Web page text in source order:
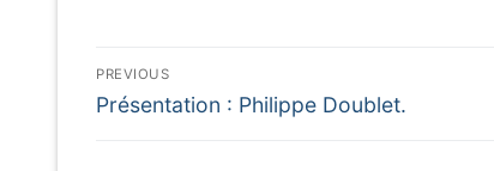
Navigation
de
PREVIOUS
Previous
Présentation : Philippe Doublet.